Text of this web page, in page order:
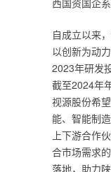
西国资国企
自成立以来
以创新为动
2023年研发
截至2024年
视源股份希
能、智能制
上下游合作
合市场需求
落地，助力